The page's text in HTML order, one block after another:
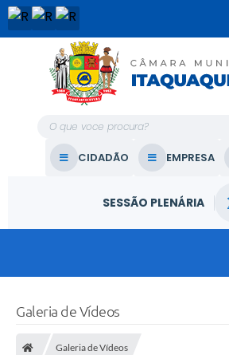
O que voce procura?
CIDADÃO EMPRESA
SESSÃO PLENÁRIA
Galeria de Vídeos
Galeria de Vídeos